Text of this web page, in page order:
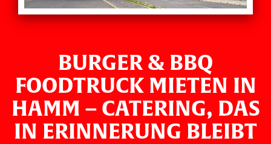
BURGER & BBQ
FOODTRUCK MIETEN IN
HAMM – CATERING, DAS
IN ERINNERUNG BLEIBT